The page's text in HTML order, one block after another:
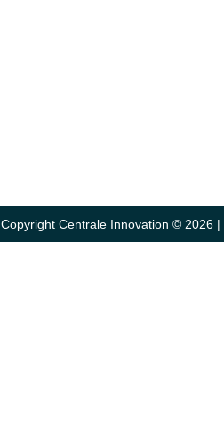
Copyright Centrale Innovation © 2026 |